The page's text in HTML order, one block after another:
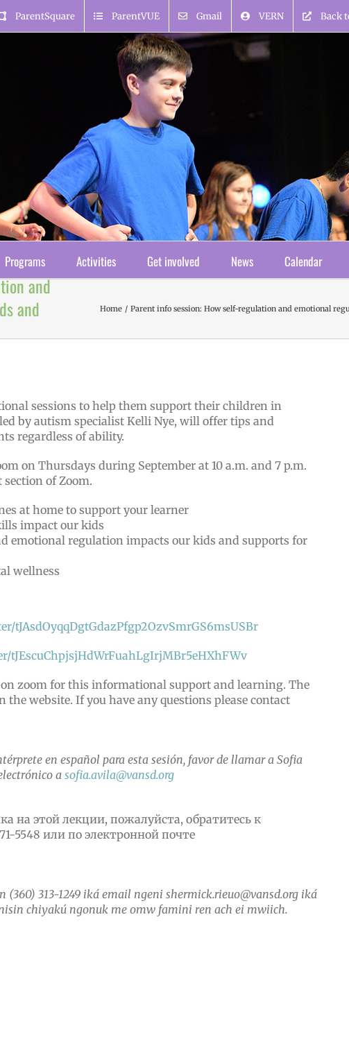
ParentSquare ParentVUE Gmail VERN Back
Programs Activities Get involved News Calendar
and
and
Home Parent info session: How self-regulation and emotional
sessions to help them support their children in
by autism specialist Kelli Nye, will offer tips and
regardless of ability.
on Thursdays during September at 10 a.m. and 7 p.m.
of Zoom.
at home to support your learner
impact our kids
emotional regulation impacts our kids and supports for
wellness
tJAsdOyqqDgtGdazPfgp2OzvSmrGS6msUSBr
tJEscuChpjsjHdWrFuahLgIrjMBr5eHXhFWv
zoom for this informational support and learning. The
the website. If you have any questions please contact
en español para esta sesión, favor de llamar a Sofia
a sofia.avila@vansd.org
на этой лекции, пожалуйста, обратитесь к
5548 или по электронной почте
313-1249 iká email ngeni shermick.rieuo@vansd.org iká
chiyakú ngonuk me omw famini ren ach ei mwiich.